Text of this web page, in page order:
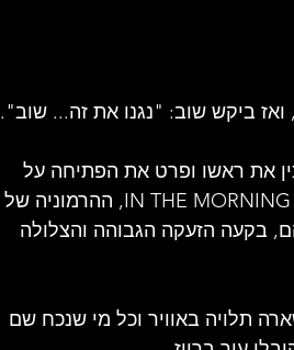
ביקש שוב: "נגנו את זה... שוב".
את ראשו ופרט את הפתיחה על
הגיטרה שלו. השורה הראשונה עלתה לאוויר, IN THE MORNING WHEN YOU RISE, ההרמוניה של
בקעה הזעקה הגבוהה והצלולה
תלויה באוויר וכל מי שנכח שם